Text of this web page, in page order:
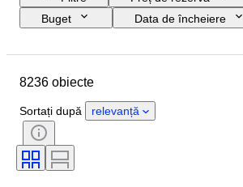
Buget
Data de încheiere
Sexul
Certificare
Formă
Claritate
Gradul culorii
Mărime articol
8236 obiecte
Sortați după relevanță